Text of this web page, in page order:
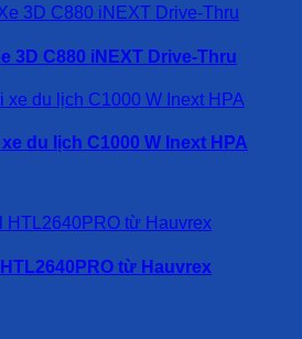
3D C880 iNEXT Drive-Thru
du lịch C1000 W Inext HPA
từ Hauvrex